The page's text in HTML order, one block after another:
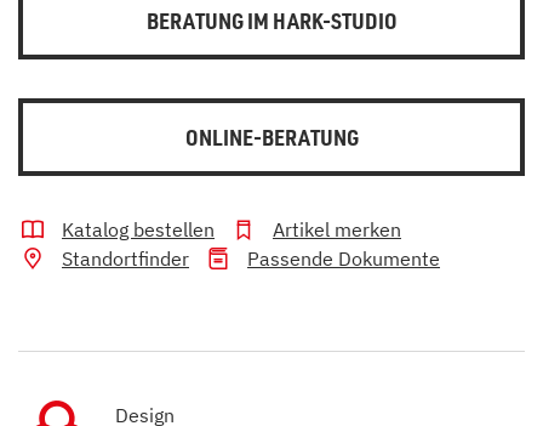
BERATUNG IM HARK-STUDIO
ONLINE-BERATUNG
Katalog bestellen
Artikel merken
Standortfinder
Passende Dokumente
Design